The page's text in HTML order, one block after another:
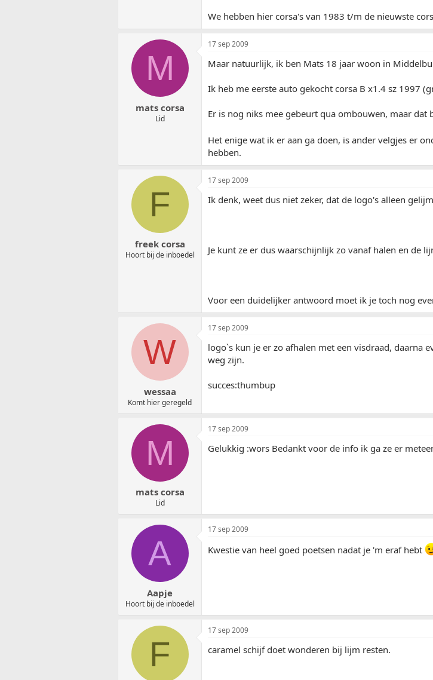
We hebben hier corsa's van 1983 t/m de nieuwste
M
mats corsa
Lid
17 sep 2009
Maar natuurlijk, ik ben Mats 18 jaar woon in
Ik heb me eerste auto gekocht corsa B x1.4 sz 1997
Er is nog niks mee gebeurt qua ombouwen, maar dat
Het enige wat ik er aan ga doen, is ander velgjes er
hebben.
F
freek corsa
Hoort bij de inboedel
17 sep 2009
Ik denk, weet dus niet zeker, dat de logo's alleen
Je kunt ze er dus waarschijnlijk zo vanaf halen en de
Voor een duidelijker antwoord moet ik je toch nog
W
wessaa
Komt hier geregeld
17 sep 2009
logo`s kun je er zo afhalen met een visdraad, daarna
weg zijn.
succes:thumbup
M
mats corsa
Lid
17 sep 2009
Gelukkig :wors Bedankt voor de info ik ga ze er
A
Aapje
Hoort bij de inboedel
17 sep 2009
Kwestie van heel goed poetsen nadat je 'm eraf hebt
F
17 sep 2009
caramel schijf doet wonderen bij lijm resten.